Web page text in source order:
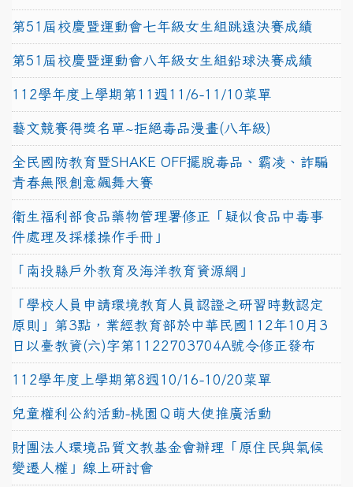
第51屆校慶暨運動會七年級女生組跳遠決賽成績
第51屆校慶暨運動會八年級女生組鉛球決賽成績
112學年度上學期第11週11/6-11/10菜單
藝文競賽得獎名單~拒絕毒品漫畫(八年級)
全民國防教育暨SHAKE OFF擺脫毒品、霸凌、詐騙
青春無限創意飆舞大賽
衛生福利部食品藥物管理署修正「疑似食品中毒事
件處理及採樣操作手冊」
「南投縣戶外教育及海洋教育資源網」
「學校人員申請環境教育人員認證之研習時數認定
原則」第3點，業經教育部於中華民國112年10月3
日以臺教資(六)字第1122703704A號令修正發布
112學年度上學期第8週10/16-10/20菜單
兒童權利公約活動-桃園Ｑ萌大使推廣活動
財團法人環境品質文教基金會辦理「原住民與氣候
變遷人權」線上研討會